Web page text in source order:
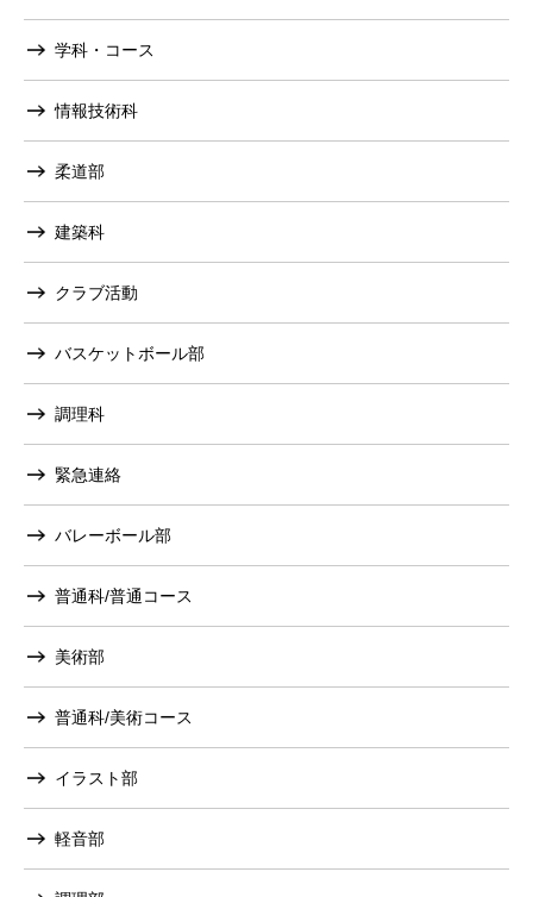
学科・コース
情報技術科
柔道部
建築科
クラブ活動
バスケットボール部
調理科
緊急連絡
バレーボール部
普通科/普通コース
美術部
普通科/美術コース
イラスト部
軽音部